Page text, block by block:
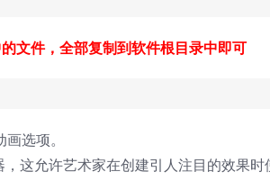
文件，全部复制到软件根目录中即可
选项。
这允许艺术家在创建引人注目的效果时